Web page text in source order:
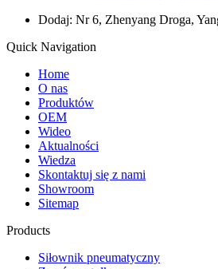
Dodaj: Nr 6, Zhenyang Droga,
Quick Navigation
Home
O nas
Produktów
OEM
Wideo
Aktualności
Wiedza
Skontaktuj się z nami
Showroom
Sitemap
Products
Siłownik pneumatyczny